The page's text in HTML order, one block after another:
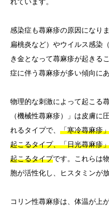
れています。
感染症も蕁麻疹の原因になり
扁桃炎など）やウイルス感染
き金となって蕁麻疹が起きる
症に伴う蕁麻疹が多い傾向にあ
物理的な刺激によって起こる
（機械性蕁麻疹）」は皮膚に
れるタイプで、 「寒冷蕁麻疹
起こるタイプ、「日光蕁麻疹
起こるタイプです。これらは
胞が活性化し、ヒスタミンが
コリン性蕁麻疹は、体温が上